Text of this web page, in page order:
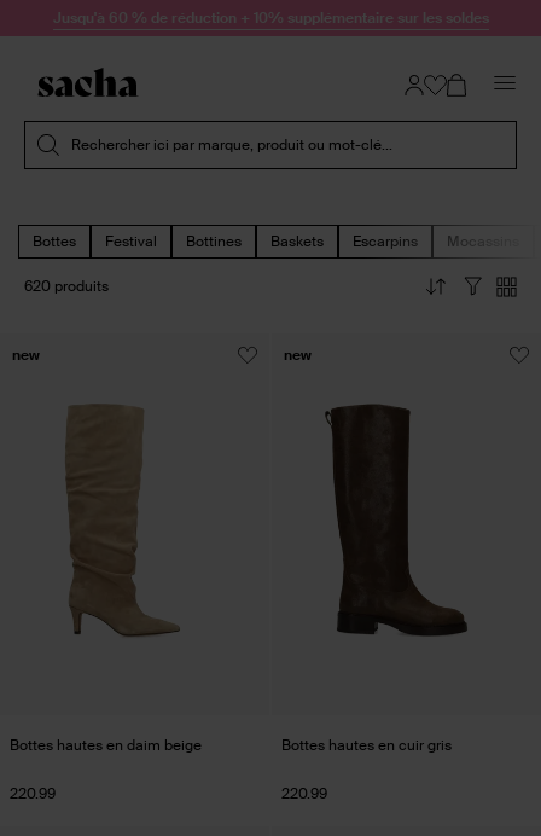
Passer au contenu
Jusqu'à 60 % de réduction + 10% supplémentaire sur les soldes
Rechercher ici par marque, produit ou mot-clé...
Bottes Festival Bottines Baskets Escarpins Mocassins
620 produits
Bottes hautes en daim beige
220.99
new
Bottes hautes en cuir gris
220.99
new